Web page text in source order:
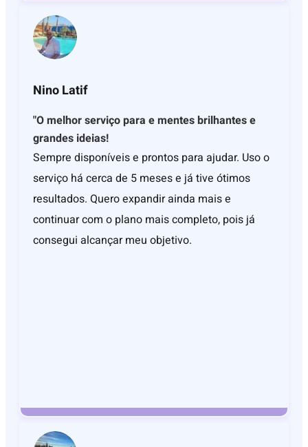
Nino Latif
"O melhor serviço para e mentes brilhantes e
grandes ideias!
Sempre disponíveis e prontos para ajudar. Uso o
serviço há cerca de 5 meses e já tive ótimos
resultados. Quero expandir ainda mais e
continuar com o plano mais completo, pois já
consegui alcançar meu objetivo.